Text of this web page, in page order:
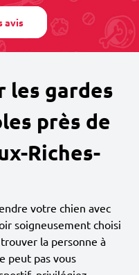
avis
les gardes
près de
Riches-
votre chien avec
soigneusement choisi
la personne à
peut pas vous